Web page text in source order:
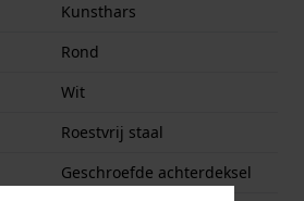
Kunsthars
Rond
Wit
Roestvrij staal
Geschroefde achterdeksel